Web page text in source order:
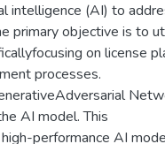
intelligence (AI) to
primary objective is to
on license
processes.
AI model. This
performance AI